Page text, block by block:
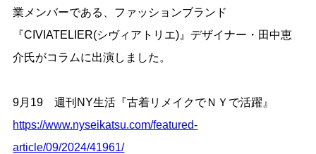
業メンバーである、ファッションブランド
『CIVIATELIER(シヴィアトリエ)』デザイナー・田中恵
介氏がコラムに出演しました。
9月19 週刊NY生活『古着リメイクでＮＹで活躍』
https://www.nyseikatsu.com/featured-
article/09/2024/41961/